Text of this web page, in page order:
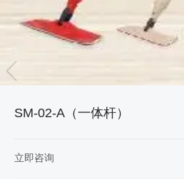
SM-02-A（一体杆）
立即咨询